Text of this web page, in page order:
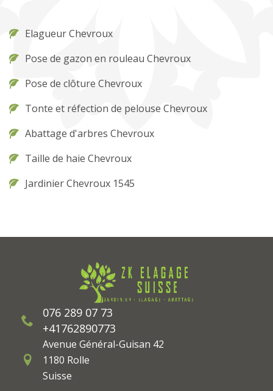
Elagueur Chevroux
Pose de gazon en rouleau Chevroux
Pose de clôture Chevroux
Tonte et réfection de pelouse Chevroux
Abattage d'arbres Chevroux
Taille de haie Chevroux
Jardinier Chevroux 1545
076 289 07 73
+41762890773
Avenue Général-Guisan 42
1180 Rolle
Suisse